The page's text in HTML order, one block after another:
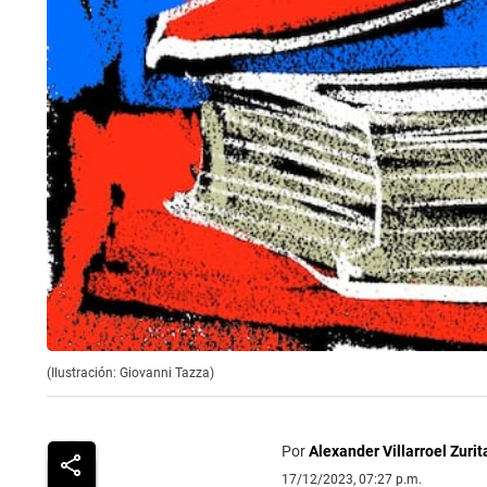
(Ilustración: Giovanni Tazza)
PorAlexander Villarroel
17/12/2023, 07:27 p.m.